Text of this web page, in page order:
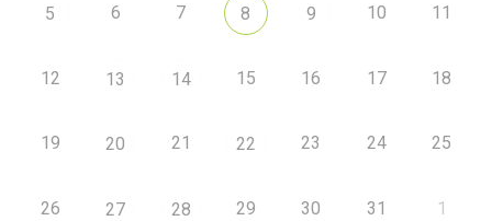
5 6 7 8 9 10 11
12 13 14 15 16 17 18
19 20 21 22 23 24 25
26 27 28 29 30 31 1